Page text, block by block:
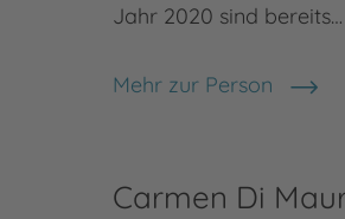
Jahr 2020 sind bereits…
Mehr zur Person
Michelle Thate
Carmen Di